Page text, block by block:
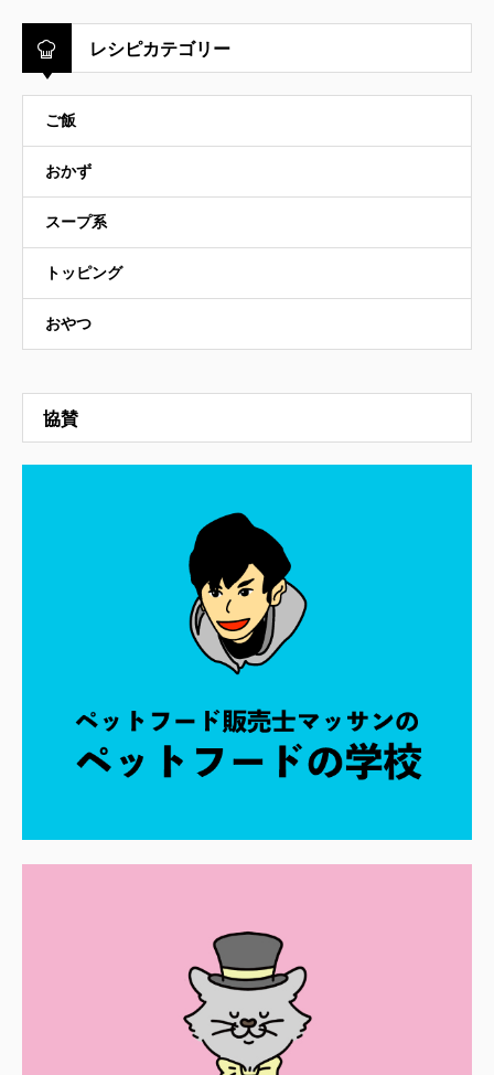
レシピカテゴリー
ご飯
おかず
スープ系
トッピング
おやつ
協賛